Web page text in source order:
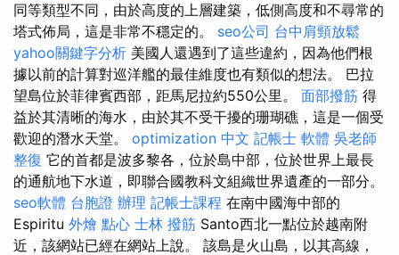
同等類型不同，由於高度的上層建築，低側高度和不尋常的
塔式佈局，這是非常不穩定的。 seo公司 台中肩頸放鬆
yahoo關鍵字分析 美國人還遇到了這些違約，因為他們根
據以前的計算對巡洋艦的最佳維度也有類似的想法。 巴拉
望島位於菲律賓西部，距馬尼拉約550公里。 面部撥筋 得
益於其清晰的海水，由於其不受干擾的珊瑚礁，這是一個受
歡迎的潛水天堂。 optimization 中文 記帳士 軟體 吳老師
整復 它的首都是波多黎各，位於島中部，位於世界上最長
的通航地下水道，即聯合國教科文組織世界遺產的一部分。
seo軟體 台胞證 辦理 記帳士課程 在南中國海中部的
Espiritu 外燴 點心 士林 撥筋 Santo西北一點位於越南附
近，該網站已經在網站上說。 該島是火山島，以其高線，